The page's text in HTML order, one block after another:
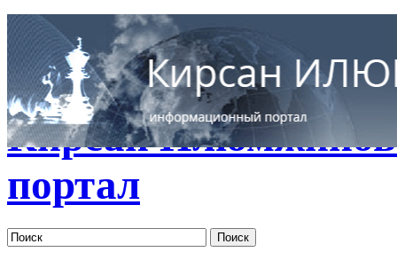
RUS
ENG
Кирсан
портал